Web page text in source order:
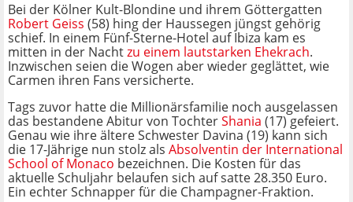
Bei der Kölner Kult-Blondine und ihrem Göttergatten
Robert Geiss (58) hing der Haussegen jüngst gehörig
schief. In einem Fünf-Sterne-Hotel auf Ibiza kam es
mitten in der Nachtzu einem lautstarken Ehekrach.
Inzwischen seien die Wogen aber wieder geglättet, wie
Carmen ihren Fans versicherte.
Tags zuvor hatte die Millionärsfamilie noch ausgelassen
das bestandene Abitur von TochterShania (17) gefeiert.
Genau wie ihre ältere Schwester Davina (19) kann sich
die 17-Jährige nun stolz als Absolventin der International
School of Monaco bezeichnen. Die Kosten für das
aktuelle Schuljahr belaufen sich auf satte 28.350 Euro.
Ein echter Schnapper für die Champagner-Fraktion.